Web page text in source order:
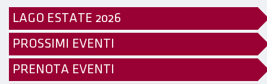
LAGO ESTATE 2026
PROSSIMI EVENTI
PRENOTA EVENTI